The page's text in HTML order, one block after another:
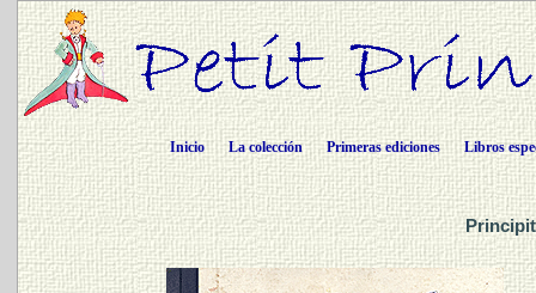
Inicio La colección Primeras ediciones Libros